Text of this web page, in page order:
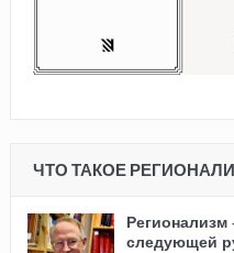
ЧТО ТАКОЕ
Регионализм
следующей